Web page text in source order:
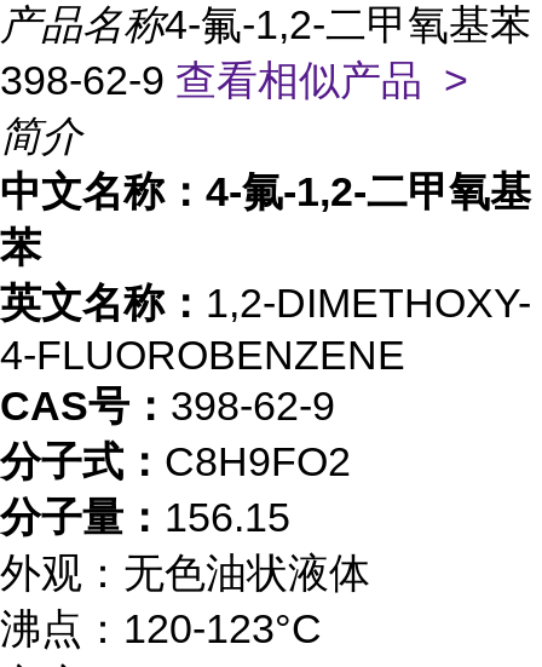
产品名称4-氟-1,2-二甲氧基苯
398-62-9 查看相似产品 >
简介
中文名称：4-氟-1,2-二甲氧基
苯
英文名称： 1,2-DIMETHOXY-
4-FLUOROBENZENE
CAS号： 398-62-9
分子式： C8H9FO2
分子量： 156.15
外观：无色油状液体
沸点：120-123°C